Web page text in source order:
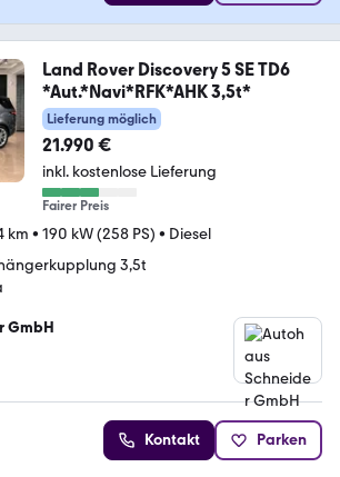
Land Rover Discovery 5 SE TD6
*Aut.*Navi*RFK*AHK 3,5t*
Lieferung möglich
21.990 €
inkl. kostenlose Lieferung
Fairer Preis
km • 190 kW (258 PS) • Diesel
3,5t
GmbH
Kontakt Parken